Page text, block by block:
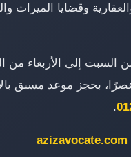
وقضايا الميراث
السبت إلى الأربعاء من
ظهرًا إلى 3 عصرًا، بحجز موعد مسبق
.
azizavocate.com